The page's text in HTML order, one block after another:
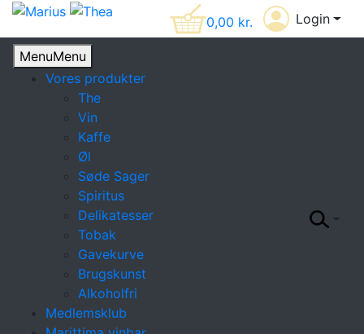
0,00 kr. Login
MenuMenu
Vores produkter
The
Vin
Kaffe
Øl
Søde Sager
Spiritus
Delikatesser
Tobak
Gavekurve
Brugskunst
Alkoholfri
Medlemsklub